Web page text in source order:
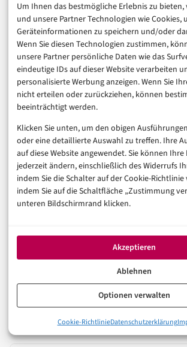
Um Ihnen das bestmögliche Erlebnis zu
und unsere Partner Technologien wie Cookies,
Geräteinformationen zu speichern und/oder
Wenn Sie diesen Technologien zustimmen,
unsere Partner persönliche Daten wie das
eindeutige IDs auf dieser Website verarbeiten
personalisierte Werbung anzeigen. Wenn Sie
nicht erteilen oder zurückziehen, können
beeinträchtigt werden.
Klicken Sie unten, um den obigen
oder eine detaillierte Auswahl zu treffen. Ihre
auf diese Website angewendet. Sie können
jederzeit ändern, einschließlich des Widerrufs
indem Sie die Schalter auf der Cookie-
indem Sie auf die Schaltfläche „Zustimmung
unteren Bildschirmrand klicken.
Akzeptieren
Ablehnen
Optionen verwalten
Cookie-RichtlinieDatenschutzerklärung
NÄCHSTER ARTIKEL
Autonome Agenten im Finance-
McKinsey wirklich zeigt
Was halten Sie von dem Thema? Hier können
Leserinnen und Lesern ins
Zu den Kommentaren
Auch interessant
KÜNSTLICHE INTELLIGENZ
Cloudflare Kitesurf: Ein
Agenten, nicht für Menschen